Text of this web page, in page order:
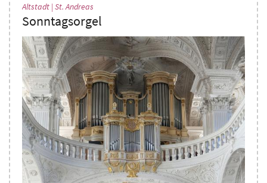
Altstadt | St. Andreas
Sonntagsorgel